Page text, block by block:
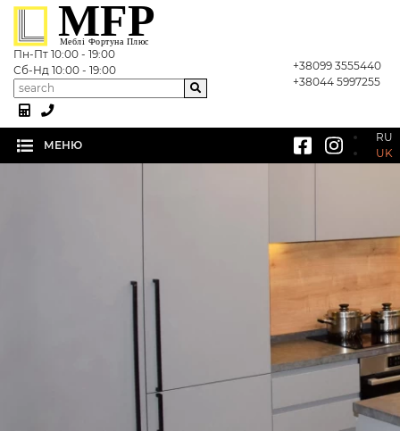
MFP
Меблі Фортуна Плюс
Пн-Пт 10:00 - 19:00
Сб-Нд 10:00 - 19:00
+38099 3555440
+38044 5997255
МЕНЮ
Головна(current)
Каталог
RU
UK